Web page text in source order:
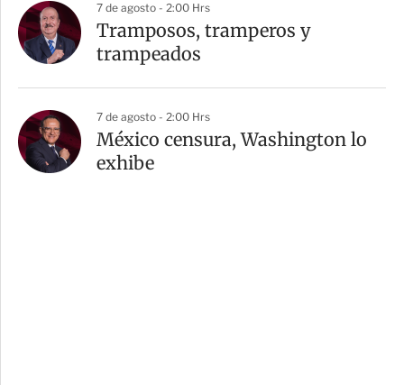
7 de agosto - 2:00 Hrs
Tramposos, tramperos y
trampeados
7 de agosto - 2:00 Hrs
México censura, Washington lo
exhibe